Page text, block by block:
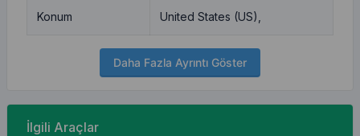
Konum United States (US),
Daha Fazla Ayrıntı Göster
İlgili Araçlar